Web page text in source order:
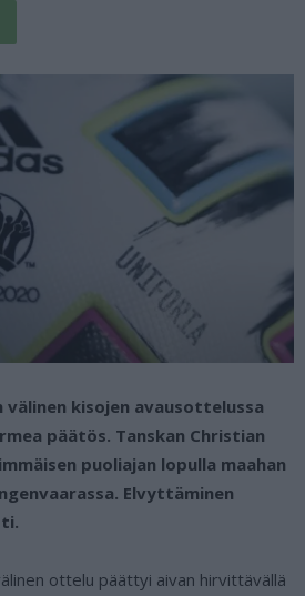
välinen kisojen avausottelussa
päätös. Tanskan Christian
puoliajan lopulla maahan
Elvyttäminen
ottelu päättyi aivan hirvittävällä